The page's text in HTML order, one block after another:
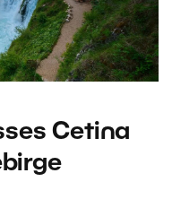
Cetina